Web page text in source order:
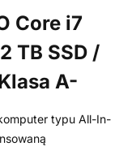
Core i7
TB SSD /
A-
typu All-In-